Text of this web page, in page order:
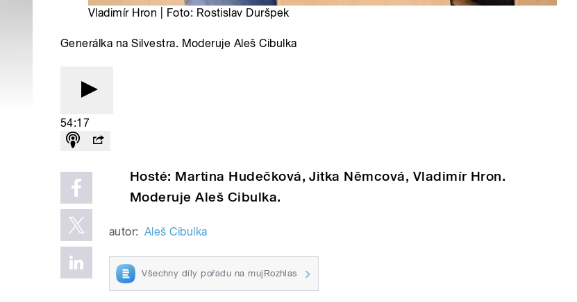
Vladimír Hron | Foto: Rostislav Duršpek
Generálka na Silvestra. Moderuje Aleš Cibulka
54:17
Hosté: Martina Hudečková, Jitka Němcová, Vladimír Hron.
Moderuje Aleš Cibulka.
autor: Aleš Cibulka
Všechny díly pořadu na mujRozhlas